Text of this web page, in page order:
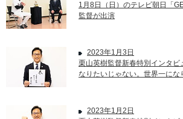
1月8日（日）のテレビ朝日「
監督が出演
2023年1月3日
栗山英樹監督新春特別インタビ
なりたいじゃない。世界一にな
2023年1月2日